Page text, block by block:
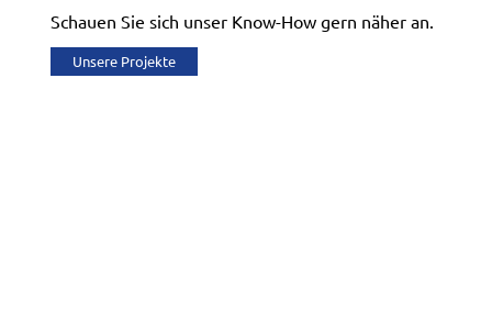
Schauen Sie sich unser Know-How gern näher an.
Unsere Projekte